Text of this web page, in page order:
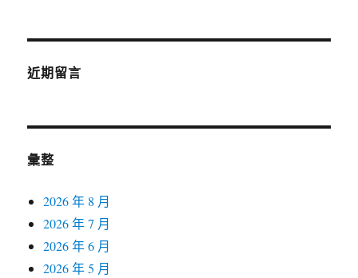
近期留言
彙整
2026 年 8 月
2026 年 7 月
2026 年 6 月
2026 年 5 月